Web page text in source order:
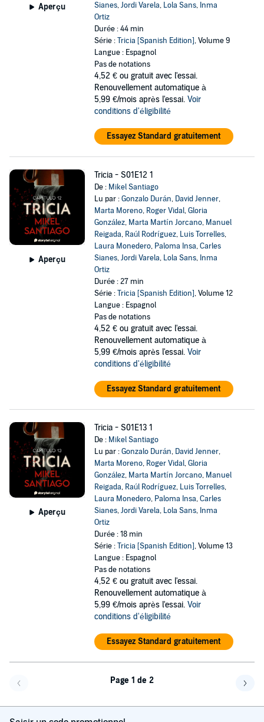
Aperçu
Sianes,Jordi Varela, Lola Sans, Inma
Ortiz
Durée : 44 min
Série :Tricia [Spanish Edition], Volume 9
Langue : Espagnol
Pas de notations
4,52 € ou gratuit avec l'essai.
Renouvellement automatique à
5,99 €/mois après l'essai. Voir
conditions d'éligibilité
Essayez Standard gratuitement
Aperçu
Tricia - S01E12 1
De : Mikel Santiago
Lu par :Gonzalo Durán, David Jenner,
Marta Moreno, Roger Vidal,Gloria
González, Marta Martín Jorcano, Manuel
Reigada, Raúl Rodríguez, Luis Torrelles,
Laura Monedero, Paloma Insa,Carles
Sianes,Jordi Varela, Lola Sans, Inma
Ortiz
Durée : 27 min
Série :Tricia [Spanish Edition], Volume 12
Langue : Espagnol
Pas de notations
4,52 € ou gratuit avec l'essai.
Renouvellement automatique à
5,99 €/mois après l'essai. Voir
conditions d'éligibilité
Essayez Standard gratuitement
Aperçu
Tricia - S01E13 1
De : Mikel Santiago
Lu par :Gonzalo Durán, David Jenner,
Marta Moreno, Roger Vidal,Gloria
González, Marta Martín Jorcano, Manuel
Reigada, Raúl Rodríguez, Luis Torrelles,
Laura Monedero, Paloma Insa,Carles
Sianes,Jordi Varela, Lola Sans, Inma
Ortiz
Durée : 18 min
Série :Tricia [Spanish Edition], Volume 13
Langue : Espagnol
Pas de notations
4,52 € ou gratuit avec l'essai.
Renouvellement automatique à
5,99 €/mois après l'essai. Voir
conditions d'éligibilité
Essayez Standard gratuitement
Page 1 de 2